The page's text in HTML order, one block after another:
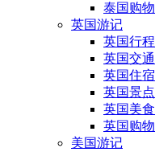
泰国购物
英国游记
英国行程
英国交通
英国住宿
英国景点
英国美食
英国购物
美国游记